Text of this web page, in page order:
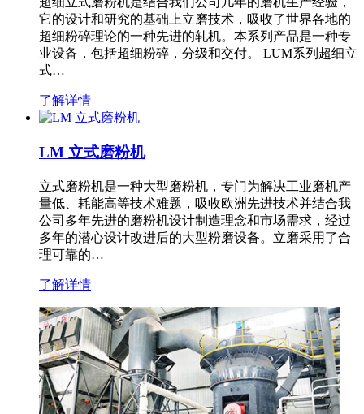
它的设计和研究的基础上立磨技术，吸收了世界各地的
超细粉碎理论的一种先进的轧机。本系列产品是一种专
业设备，包括超细粉碎，分级和交付。 LUM系列超细立
式…
了解详情
LM 立式磨粉机
立式磨粉机是一种大型磨粉机，专门为解决工业磨机产
量低、耗能高等技术难题，吸收欧洲先进技术并结合我
公司多年先进的磨粉机设计制造理念和市场需求，经过
多年的潜心设计改进后的大型粉磨设备。立磨采用了合
理可靠的…
了解详情